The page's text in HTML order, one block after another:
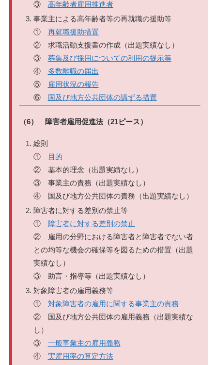
③ 高年齢者雇用推進者
事業主による高年齢者等の再就職の援助等
① 再就職援助措置
② 求職活動支援書の作成（出題実績なし）
③ 募集及び採用についての利用の提示等
④ 多数離職の届出
⑤
雇用状況の報告
⑥ 国及び地方公共団体の講ずる措置
（6） 障害者雇用促進法（21ピース）
総則
①
目的
② 基本的理念（出題実績なし）
③ 事業主の責務（出題実績なし）
④ 国及び地方公共団体の責務（出題実績なし）
障害者に対する差別の禁止等
① 障害者に対する差別の禁止
② 雇用の分野における障害者と障害者でない者
との均等な機会の確保等を図るための措置（出題
実績なし）
③ 助言・指導等（出題実績なし）
対象障害者の雇用義務等
① 対象障害者の雇用に関する事業主の責務
② 国及び地方公共団体の雇用義務（出題実績な
し）
③ 一般事業主の雇用義務
④ 実雇用率の算定方法